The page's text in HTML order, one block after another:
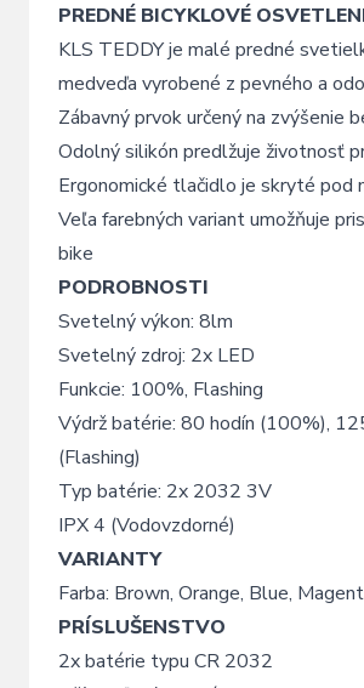
PREDNÉ BICYKLOVÉ
KLS TEDDY je malé predné
medveďa vyrobené z pevného a
Zábavný prvok určený na zvýšenie
Odolný silikón predlžuje životnosť
Ergonomické tlačidlo je skryté pod
Veľa farebných variant umožňuje
bike
PODROBNOSTI
Svetelný výkon: 8lm
Svetelný zdroj: 2x LED
Funkcie: 100%, Flashing
Výdrž batérie: 80 hodín (100%),
(Flashing)
Typ batérie: 2x 2032 3V
IPX 4 (Vodovzdorné)
VARIANTY
Farba: Brown, Orange, Blue,
PRÍSLUŠENSTVO
2x batérie typu CR 2032